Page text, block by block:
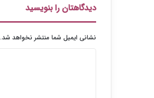
ک
دیدگاهتان را بنویسید
نشانی ایمیل شما منتشر نخواهد شد.